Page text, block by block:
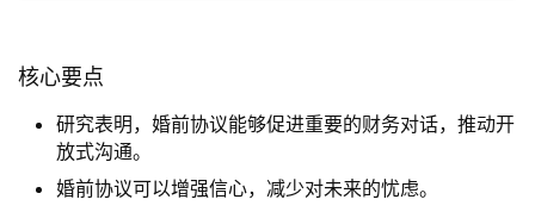
核心要点
研究表明，婚前协议能够促进重要的财务对话，推动开
放式沟通。
婚前协议可以增强信心，减少对未来的忧虑。